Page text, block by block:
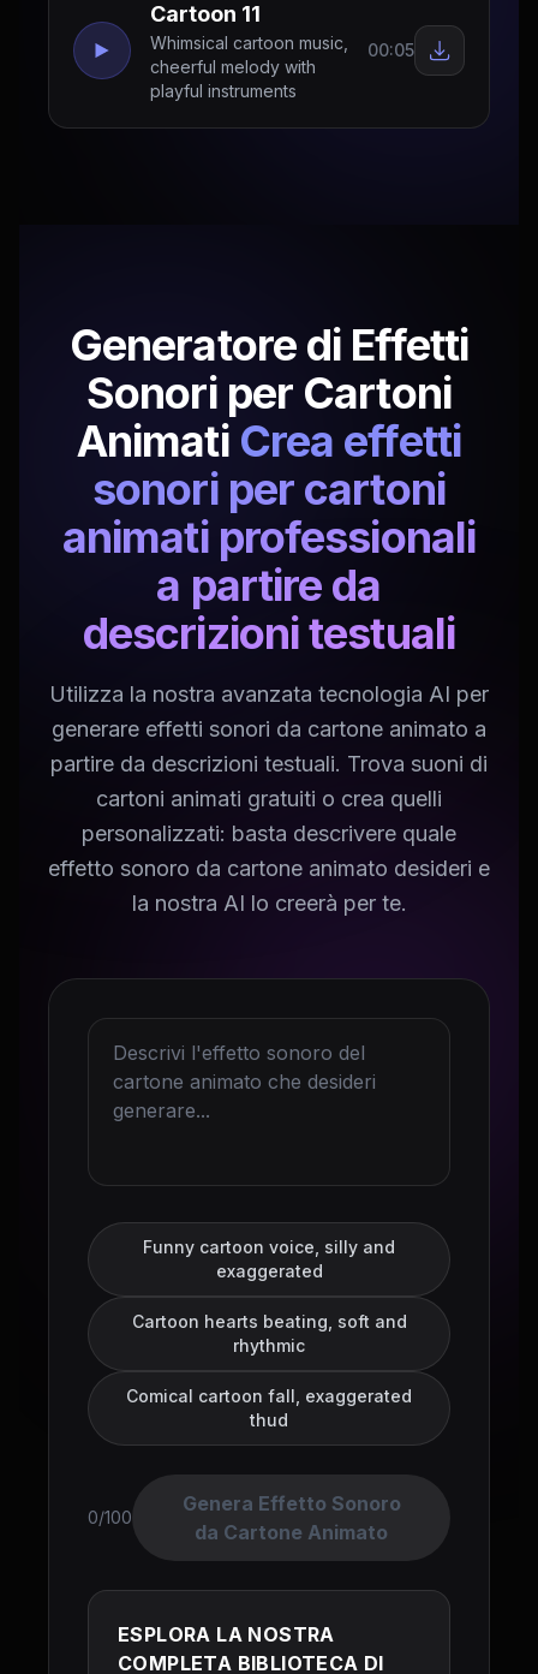
Cartoon 11
Whimsical cartoon music,
cheerful melody with
playful instruments
00:05
Generatore di Effetti
Sonori per Cartoni
Animati Crea effetti
sonori per cartoni
animati professionali
a partire da
descrizioni testuali
Utilizza la nostra avanzata tecnologia AI per
generare effetti sonori da cartone animato a
partire da descrizioni testuali. Trova suoni di
cartoni animati gratuiti o crea quelli
personalizzati: basta descrivere quale
effetto sonoro da cartone animato desideri e
la nostra AI lo creerà per te.
Funny cartoon voice, silly and
exaggerated
Cartoon hearts beating, soft and
rhythmic
Comical cartoon fall, exaggerated
thud
0/100
Genera Effetto Sonoro
da Cartone Animato
ESPLORA LA NOSTRA
COMPLETA BIBLIOTECA DI